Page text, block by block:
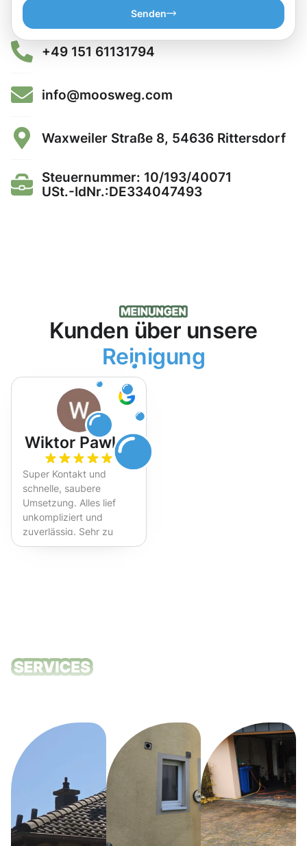
Senden
+49 151 61131794
info@moosweg.com
Waxweiler Straße 8, 54636 Rittersdorf
Steuernummer: 10/193/40071
USt.-IdNr.:DE334047493
Kunden über unsere
Reinigung
Wiktor Pawlak
Super Kontakt und
schnelle, saubere
Umsetzung. Alles lief
unkompliziert und
zuverlässig. Sehr zu
empfehlen!